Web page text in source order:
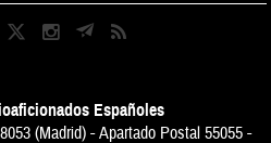
Españoles
(Madrid) - Apartado Postal 55055 -